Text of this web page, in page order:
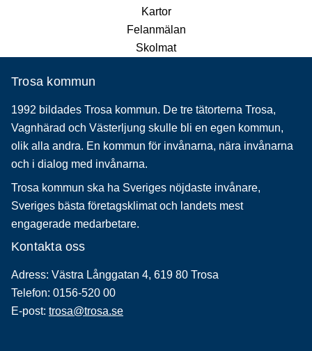
Kartor
Felanmälan
Skolmat
Trosa kommun
1992 bildades Trosa kommun. De tre tätorterna Trosa,
Vagnhärad och Västerljung skulle bli en egen kommun,
olik alla andra. En kommun för invånarna, nära invånarna
och i dialog med invånarna.
Trosa kommun ska ha Sveriges nöjdaste invånare,
Sveriges bästa företagsklimat och landets mest
engagerade medarbetare.
Kontakta oss
Adress: Västra Långgatan 4, 619 80 Trosa
Telefon: 0156-520 00
E-post: trosa@trosa.se